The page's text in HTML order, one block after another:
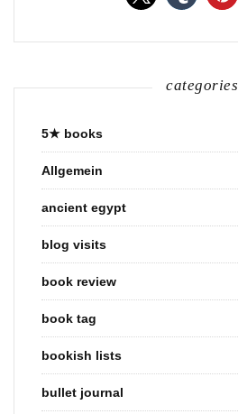
categories
5★ books
Allgemein
ancient egypt
blog visits
book review
book tag
bookish lists
bullet journal